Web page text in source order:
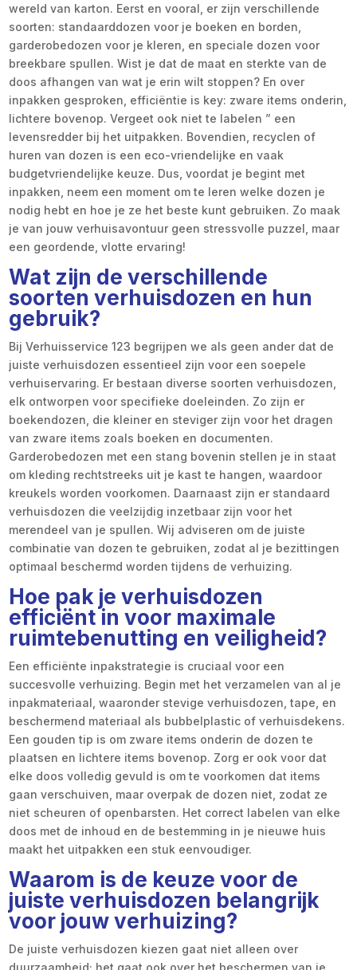
wereld van karton. Eerst en vooral, er zijn verschillende
soorten: standaarddozen voor je boeken en borden,
garderobedozen voor je kleren, en speciale dozen voor
breekbare spullen. Wist je dat de maat en sterkte van de
doos afhangen van wat je erin wilt stoppen? En over
inpakken gesproken, efficiëntie is key: zware items onderin,
lichtere bovenop. Vergeet ook niet te labelen ” een
levensredder bij het uitpakken. Bovendien, recyclen of
huren van dozen is een eco-vriendelijke en vaak
budgetvriendelijke keuze. Dus, voordat je begint met
inpakken, neem een moment om te leren welke dozen je
nodig hebt en hoe je ze het beste kunt gebruiken. Zo maak
je van jouw verhuisavontuur geen stressvolle puzzel, maar
een geordende, vlotte ervaring!
Wat zijn de verschillende
soorten verhuisdozen en hun
gebruik?
Bij Verhuisservice 123 begrijpen we als geen ander dat de
juiste verhuisdozen essentieel zijn voor een soepele
verhuiservaring. Er bestaan diverse soorten verhuisdozen,
elk ontworpen voor specifieke doeleinden. Zo zijn er
boekendozen, die kleiner en steviger zijn voor het dragen
van zware items zoals boeken en documenten.
Garderobedozen met een stang bovenin stellen je in staat
om kleding rechtstreeks uit je kast te hangen, waardoor
kreukels worden voorkomen. Daarnaast zijn er standaard
verhuisdozen die veelzijdig inzetbaar zijn voor het
merendeel van je spullen. Wij adviseren om de juiste
combinatie van dozen te gebruiken, zodat al je bezittingen
optimaal beschermd worden tijdens de verhuizing.
Hoe pak je verhuisdozen
efficiënt in voor maximale
ruimtebenutting en veiligheid?
Een efficiënte inpakstrategie is cruciaal voor een
succesvolle verhuizing. Begin met het verzamelen van al je
inpakmateriaal, waaronder stevige verhuisdozen, tape, en
beschermend materiaal als bubbelplastic of verhuisdekens.
Een gouden tip is om zware items onderin de dozen te
plaatsen en lichtere items bovenop. Zorg er ook voor dat
elke doos volledig gevuld is om te voorkomen dat items
gaan verschuiven, maar overpak de dozen niet, zodat ze
niet scheuren of openbarsten. Het correct labelen van elke
doos met de inhoud en de bestemming in je nieuwe huis
maakt het uitpakken een stuk eenvoudiger.
Waarom is de keuze voor de
juiste verhuisdozen belangrijk
voor jouw verhuizing?
De juiste verhuisdozen kiezen gaat niet alleen over
duurzaamheid; het gaat ook over het beschermen van je